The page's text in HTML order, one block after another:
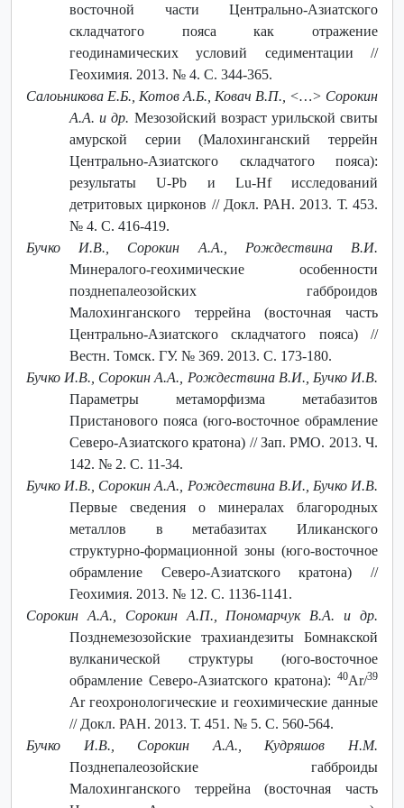
восточной части Центрально-Азиатского
складчатого пояса как отражение
геодинамических условий седиментации //
Геохимия. 2013. № 4. С. 344-365.
Салоьникова Е.Б., Котов А.Б., Ковач В.П., <…> Сорокин
А.А. и др. Мезозойский возраст урильской свиты
амурской серии (Малохинганский террейн
Центрально-Азиатского складчатого пояса):
результаты U-Pb и Lu-Hf исследований
детритовых цирконов // Докл. РАН. 2013. Т. 453.
№ 4. С. 416-419.
Бучко И.В., Сорокин А.А., Рождествина В.И.
Минералого-геохимические особенности
позднепалеозойских габброидов
Малохинганского террейна (восточная часть
Центрально-Азиатского складчатого пояса) //
Вестн. Томск. ГУ. № 369. 2013. С. 173-180.
Бучко И.В., Сорокин А.А., Рождествина В.И., Бучко И.В.
Параметры метаморфизма метабазитов
Пристанового пояса (юго-восточное обрамление
Северо-Азиатского кратона) // Зап. РМО. 2013. Ч.
142. № 2. С. 11-34.
Бучко И.В., Сорокин А.А., Рождествина В.И., Бучко И.В.
Первые сведения о минералах благородных
металлов в метабазитах Иликанского
структурно-формационной зоны (юго-восточное
обрамление Северо-Азиатского кратона) //
Геохимия. 2013. № 12. С. 1136-1141.
Сорокин А.А., Сорокин А.П., Пономарчук В.А. и др.
Позднемезозойские трахиандезиты Бомнакской
вулканической структуры (юго-восточное
обрамление Северо-Азиатского кратона): 40Ar/39
Ar геохронологические и геохимические данные
// Докл. РАН. 2013. Т. 451. № 5. С. 560-564.
Бучко И.В., Сорокин А.А., Кудряшов Н.М.
Позднепалеозойские габброиды
Малохинганского террейна (восточная часть